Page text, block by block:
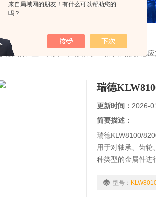
来自局域网的朋友！有什么可以帮助您的
吗？
您现在的位置： 轴承加热器/感
瑞德
更新时间： 2026-
简要描述：
瑞德KLW8100/
用于对轴承、齿
种类型的金属件进
广大用户和经销
型号：